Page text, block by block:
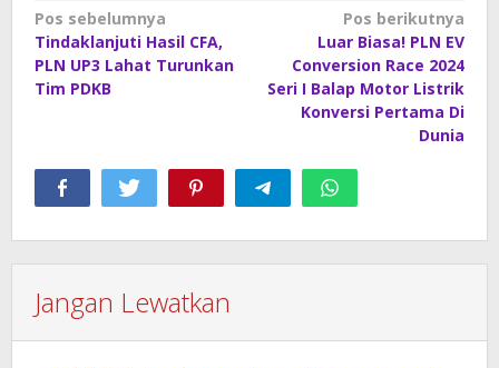
Navigasi
pos
Pos sebelumnya
Tindaklanjuti Hasil CFA,
PLN UP3 Lahat Turunkan
Tim PDKB
Pos berikutnya
Luar Biasa! PLN EV
Conversion Race 2024
Seri I Balap Motor Listrik
Konversi Pertama Di
Dunia
Jangan Lewatkan